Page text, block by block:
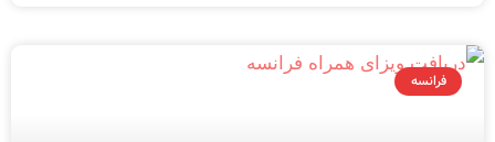
فرانسه